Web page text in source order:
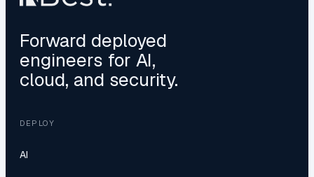
Forward deployed
engineers for AI,
cloud, and security.
DEPLOY
AI